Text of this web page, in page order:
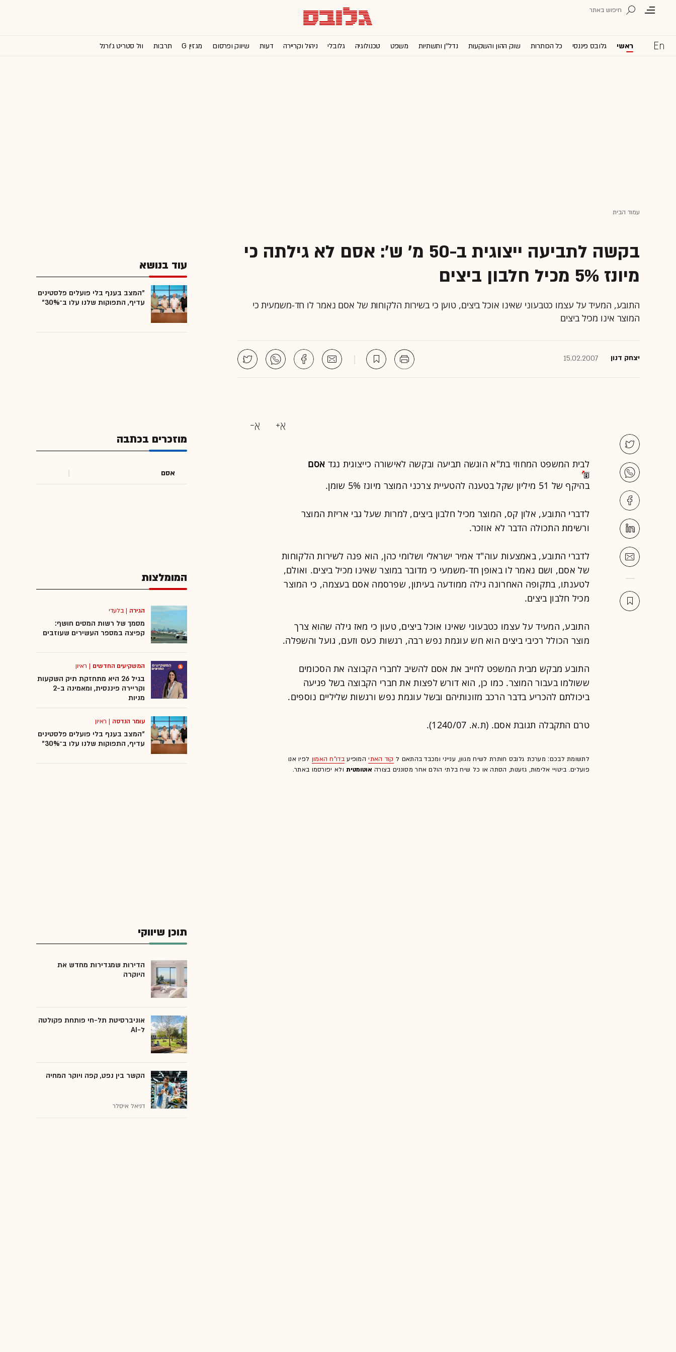
ראשי גלובס פיננסי כל הכותרות שוק ההון והשקעות נדל''ן ותשתיות משפט טכנולוגיה גלובלי ניהול וקריירה דעות שיווק ופרסום מגזין G תרבות וול סטריט ג'ורנל
עמוד הבית
בקשה לתביעה ייצוגית ב-50 מ' ש': אסם לא גילתה כי
מיונז 5% מכיל חלבון ביצים
התובע, המעיד על עצמו כטבעוני שאינו אוכל ביצים, טוען כי בשירות הלקוחות של אסם נאמר לו חד-משמעית כי
המוצר אינו מכיל ביצים
יצחק דנון‏ 15.02.2007
לבית המשפט המחוזי בת"א הוגשה תביעה ובקשה לאישורה כייצוגית נגד אסם
בהיקף של 51 מיליון שקל בטענה להטעיית צרכני המוצר מיונז 5% שומן.
לדברי התובע, אלון קס, המוצר מכיל חלבון ביצים, למרות שעל גבי אריזת המוצר
ורשימת התכולה הדבר לא אוזכר.
לדברי התובע, באמצעות עוה"ד אמיר ישראלי ושלומי כהן, הוא פנה לשירות הלקוחות
של אסם, ושם נאמר לו באופן חד-משמעי כי מדובר במוצר שאינו מכיל ביצים. ואולם,
לטענתו, בתקופה האחרונה גילה ממודעה בעיתון, שפרסמה אסם בעצמה, כי המוצר
מכיל חלבון ביצים.
התובע, המעיד על עצמו כטבעוני שאינו אוכל ביצים, טעון כי מאז גילה שהוא צרך
מוצר הכולל רכיבי ביצים הוא חש עוגמת נפש רבה, רגשות כעס וזעם, גועל והשפלה.
התובע מבקש מבית המשפט לחייב את אסם להשיב לחברי הקבוצה את הסכומים
ששולמו בעבור המוצר. כמו כן, הוא דורש לפצות את חברי הקבוצה בשל פגיעה
ביכולתם להכריע בדבר הרכב מזונותיהם ובשל עוגמת נפש ורגשות שליליים נוספים.
טרם התקבלה תגובת אסם. (ת.א. 1240/07).
לתשומת לבכם: מערכת גלובס חותרת לשיח מגוון, ענייני ומכבד בהתאם ל קוד האתיהמופיעבדו"ח האמון לפיו אנו
פועלים. ביטויי אלימות, גזענות, הסתה או כל שיח בלתי הולם אחר מסוננים בצורה אוטומטיתולא יפורסמו באתר.
עוד בנושא
"המצב בענף בלי פועלים פלסטינים
עדיף, התפוקות שלנו עלו ב־30%"
מוזכרים בכתבה
אסם
המומלצות
הגירה |בלעדי
מסמך של רשות המסים חושף:
קפיצה במספר העשירים שעוזבים
המשקיעים החדשים | ראיון
בגיל 26 היא מתחזקת תיק השקעות
וקריירה פיננסית, ומאמינה ב-2
מניות
עומר הנדסה | ראיון
"המצב בענף בלי פועלים פלסטינים
עדיף, התפוקות שלנו עלו ב־30%"
תוכן שיווקי
הדירות שמגדירות מחדש את
היוקרה
אוניברסיטת תל-חי פותחת פקולטה
ל-AI
הקשר בין נפט, קפה ויוקר המחיה
דניאל איסלר